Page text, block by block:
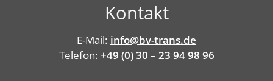
Kontakt
E-Mail: info@bv-trans.de
Telefon: +49 (0) 30 – 23 94 98 96